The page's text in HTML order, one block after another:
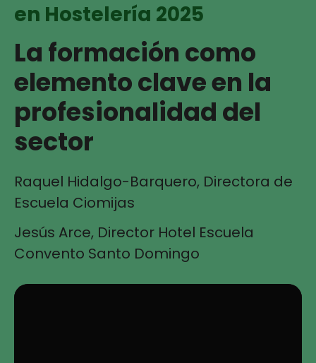
en Hostelería 2025
La formación como
elemento clave en la
profesionalidad del
sector
Raquel Hidalgo-Barquero, Directora de
Escuela Ciomijas
Jesús Arce, Director Hotel Escuela
Convento Santo Domingo